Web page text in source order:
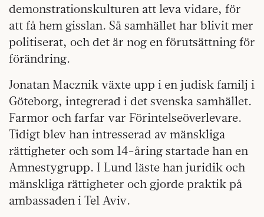
demonstrationskulturen att leva vidare, för
att få hem gisslan. Så samhället har blivit mer
politiserat, och det är nog en förutsättning för
förändring.
Jonatan Macznik växte upp i en judisk familj i
Göteborg, integrerad i det svenska samhället.
Farmor och farfar var Förintelseöverlevare.
Tidigt blev han intresserad av mänskliga
rättigheter och som 14-åring startade han en
Amnestygrupp. I Lund läste han juridik och
mänskliga rättigheter och gjorde praktik på
ambassaden i Tel Aviv.